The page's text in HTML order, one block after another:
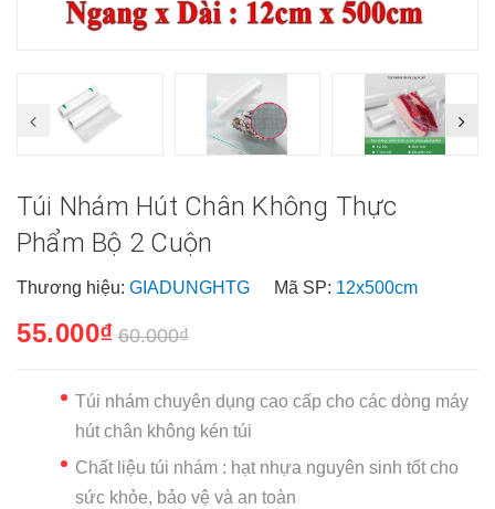
Túi Nhám Hút Chân Không Thực
Phẩm Bộ 2 Cuộn
Thương hiệu: GIADUNGHTG Mã SP: 12x500cm
55.000₫ 60.000₫
Túi nhám chuyên dụng cao cấp cho các dòng máy
hút chân không kén túi
Chất liệu túi nhám : hạt nhựa nguyên sinh tốt cho
sức khỏe, bảo vệ và an toàn